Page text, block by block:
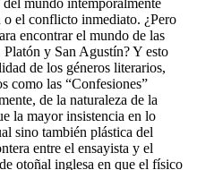
mundo intemporalmente
el conflicto inmediato. ¿Pero
encontrar el mundo de las
y San Agustín? Y esto
de los géneros literarios,
como las “Confesiones”
de la naturaleza de la
la mayor insistencia en lo
sino también plástica del
entre el ensayista y el
otoñal inglesa en que el físico